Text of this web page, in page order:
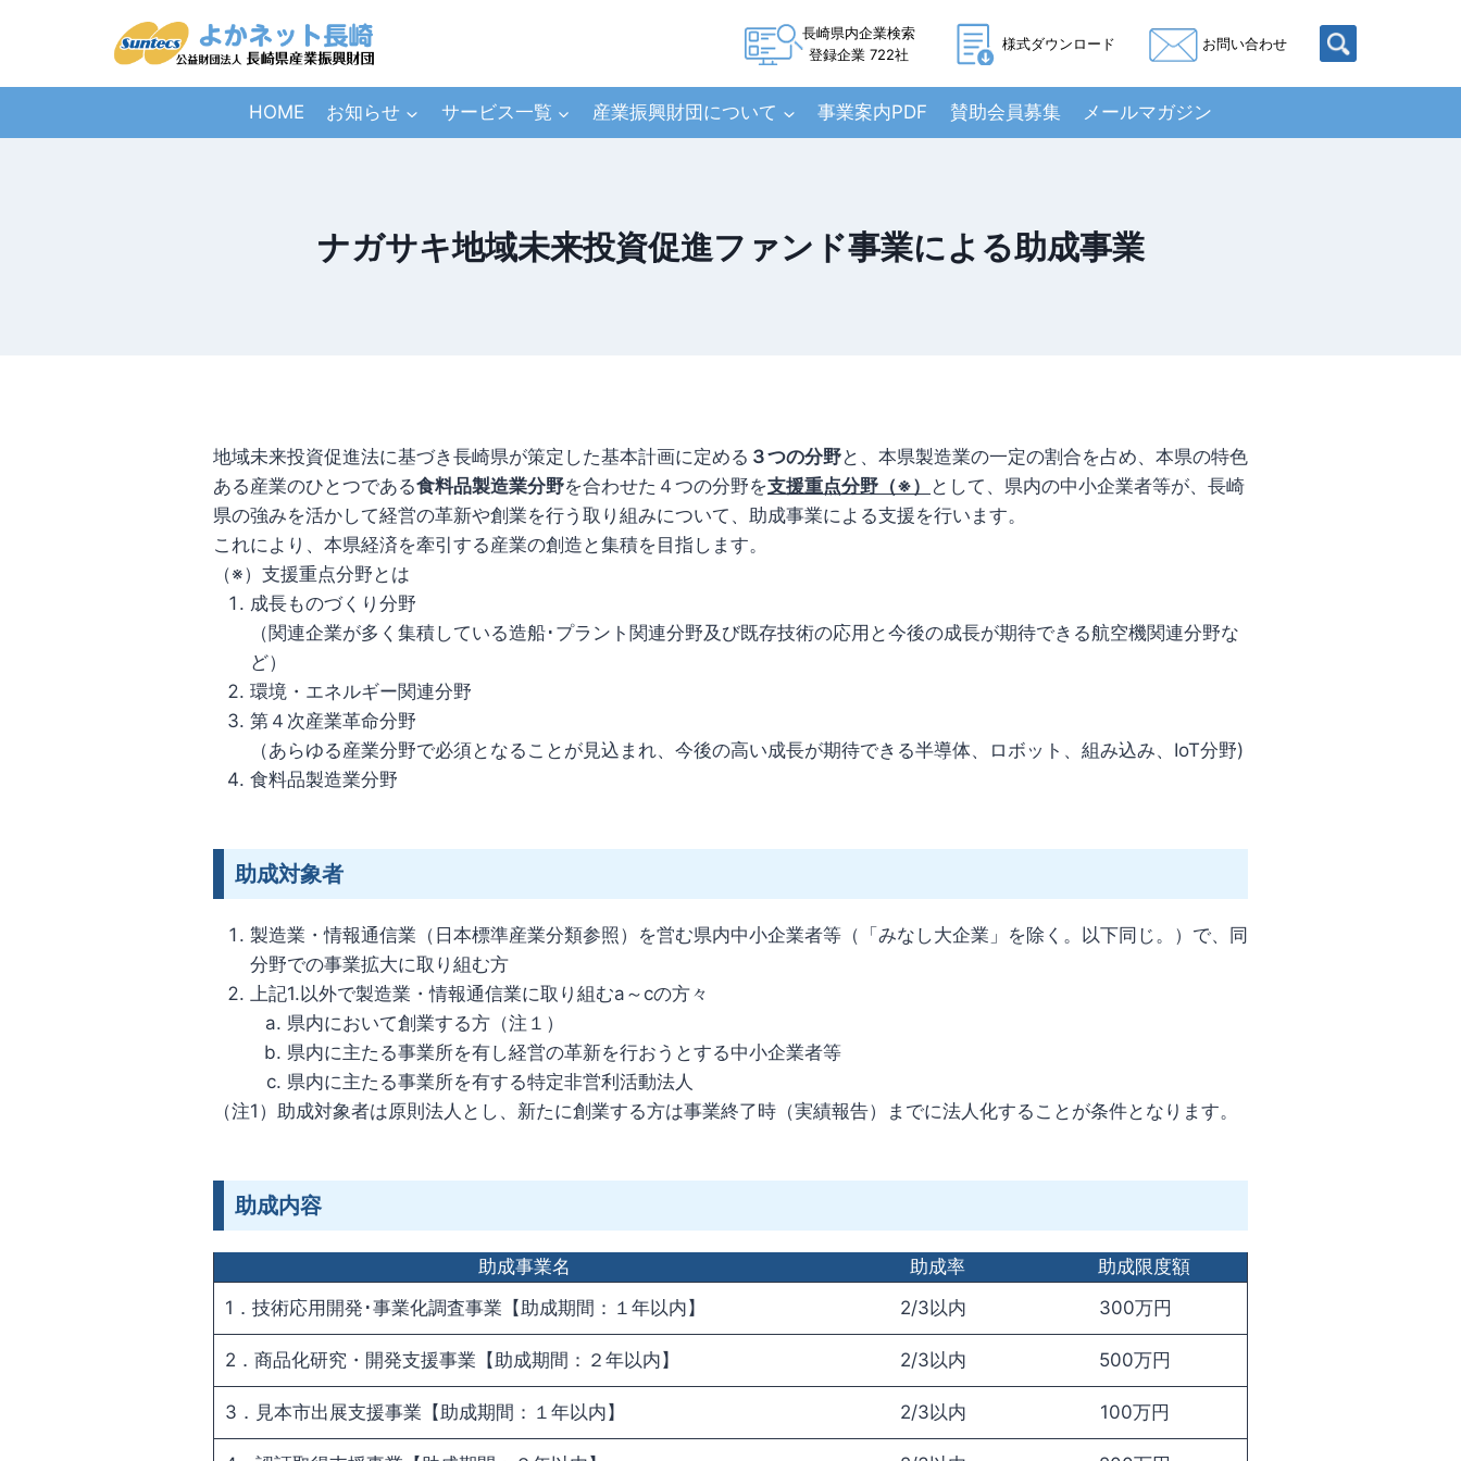
長崎県内企業検索
登録企業 722社
様式ダウンロード お問い合わせ
HOME お知らせ サービス一覧 産業振興財団について 事業案内PDF 賛助会員募集 メールマガジン
ナガサキ地域未来投資促進ファンド事業による助成事業
地域未来投資促進法に基づき長崎県が策定した基本計画に定める ３つの分野と、本県製造業の一定の割合を占め、本県の特色
ある産業のひとつである食料品製造業分野を合わせた４つの分野を支援重点分野（※）
として、県内の中小企業者等が、長崎
県の強みを活かして経営の革新や創業を行う取り組みについて、助成事業による支援を行います。
これにより、本県経済を牽引する産業の創造と集積を目指します。
（※）支援重点分野とは
成長ものづくり分野
（関連企業が多く集積している造船･プラント関連分野及び既存技術の応用と今後の成長が期待できる航空機関連分野な
ど）
環境・エネルギー関連分野
第４次産業革命分野
（あらゆる産業分野で必須となることが見込まれ、今後の高い成長が期待できる半導体、ロボット、組み込み、IoT分野)
食料品製造業分野
助成対象者
製造業・情報通信業（日本標準産業分類参照）を営む県内中小企業者等（「みなし大企業」を除く。以下同じ。）で、同
分野での事業拡大に取り組む方
上記1.以外で製造業・情報通信業に取り組むa～cの方々
県内において創業する方（注１）
県内に主たる事業所を有し経営の革新を行おうとする中小企業者等
県内に主たる事業所を有する特定非営利活動法人
（注1）助成対象者は原則法人とし、新たに創業する方は事業終了時（実績報告）までに法人化することが条件となります。
助成内容
助成事業名 助成率
助成限度額
1．技術応用開発･事業化調査事業【助成期間：１年以内】
2/3以内 300万円
2．商品化研究・開発支援事業【助成期間：２年以内】 2/3以内 500万円
3．見本市出展支援事業【助成期間：１年以内】 2/3以内 100万円